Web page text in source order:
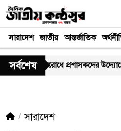
সারাদেশ জাতীয় আন্তর্জাতিক
সর্বশেষ
ডেঙ্গু প্রতিরোধে প্রশাসকদের উদ্যোগে
সারাদেশ